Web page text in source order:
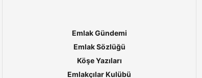
Emlak Gündemi
Emlak Sözlüğü
Köşe Yazıları
Emlakçılar Kulübü